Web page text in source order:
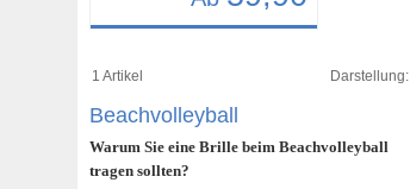
Art.-Nr.: 7017
1 Artikel Darstellung:
Beachvolleyball
Warum Sie eine Brille beim Beachvolleyball
tragen sollten?